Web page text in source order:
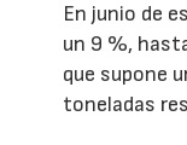
En junio de
un 9 %,
que supone
toneladas